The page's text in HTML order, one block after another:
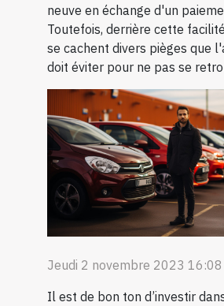
neuve en échange d'un
Toutefois, derrière cette
se cachent divers pièges que
doit éviter pour ne pas se
Jeudi 2 novembre 2023 16:08
Il est de bon ton d’investir